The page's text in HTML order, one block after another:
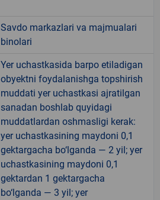
Savdo markazlari va majmualari
binolari
Yer uchastkasida barpo etiladigan
obyektni foydalanishga topshirish
muddati yer uchastkasi ajratilgan
sanadan boshlab quyidagi
muddatlardan oshmasligi kerak:
yer uchastkasining maydoni 0,1
gektargacha bo‘lganda — 2 yil; yer
uchastkasining maydoni 0,1
gektardan 1 gektargacha
bo‘lganda — 3 yil; yer